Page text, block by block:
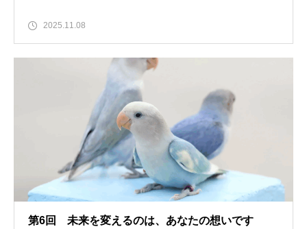
2025.11.08
第6回 未来を変えるのは、あなたの想いです